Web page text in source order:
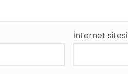
İnternet sitesi